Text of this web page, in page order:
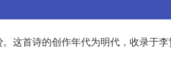
这首诗的创作年代为明代，收录于